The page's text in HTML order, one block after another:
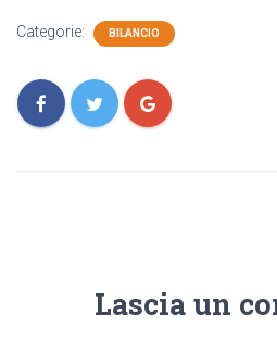
Categorie: BILANCIO
Lascia un